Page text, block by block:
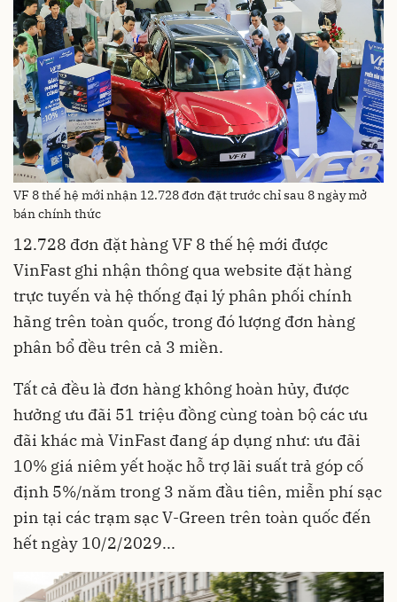
VF 8 thế hệ mới nhận 12.728 đơn đặt trước chỉ sau 8 ngày mở
bán chính thức
12.728 đơn đặt hàng VF 8 thế hệ mới được
VinFast ghi nhận thông qua website đặt hàng
trực tuyến và hệ thống đại lý phân phối chính
hãng trên toàn quốc, trong đó lượng đơn hàng
phân bổ đều trên cả 3 miền.
Tất cả đều là đơn hàng không hoàn hủy, được
hưởng ưu đãi 51 triệu đồng cùng toàn bộ các ưu
đãi khác mà VinFast đang áp dụng như: ưu đãi
10% giá niêm yết hoặc hỗ trợ lãi suất trả góp cố
định 5%/năm trong 3 năm đầu tiên, miễn phí sạc
pin tại các trạm sạc V-Green trên toàn quốc đến
hết ngày 10/2/2029...